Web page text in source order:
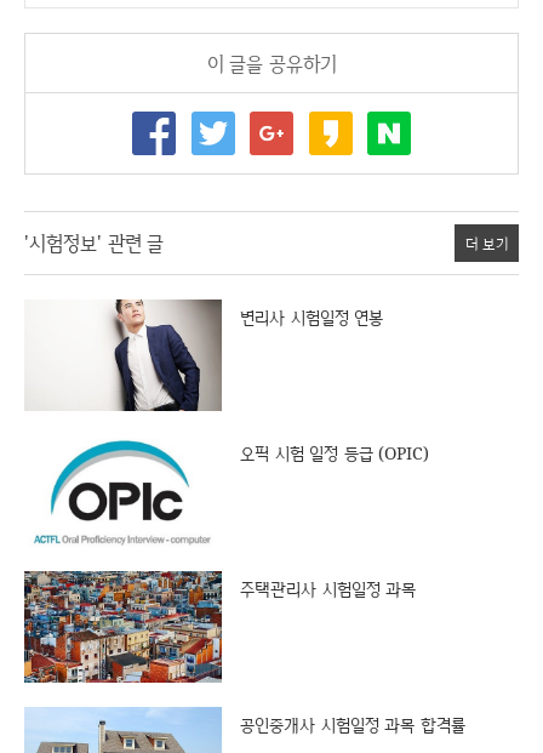
이 글을 공유하기
'시험정보' 관련 글 더 보기
변리사 시험일정 연봉
오픽 시험 일정 등급 (OPIC)
주택관리사 시험일정 과목
공인중개사 시험일정 과목 합격률